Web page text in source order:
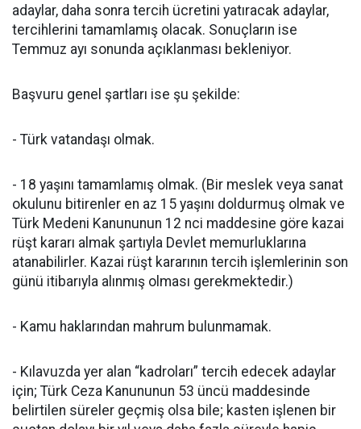
adaylar, daha sonra tercih ücretini yatıracak adaylar,
tercihlerini tamamlamış olacak. Sonuçların ise
Temmuz ayı sonunda açıklanması bekleniyor.
Başvuru genel şartları ise şu şekilde:
- Türk vatandaşı olmak.
- 18 yaşını tamamlamış olmak. (Bir meslek veya sanat
okulunu bitirenler en az 15 yaşını doldurmuş olmak ve
Türk Medeni Kanununun 12 nci maddesine göre kazai
rüşt kararı almak şartıyla Devlet memurluklarına
atanabilirler. Kazai rüşt kararının tercih işlemlerinin son
günü itibarıyla alınmış olması gerekmektedir.)
- Kamu haklarından mahrum bulunmamak.
- Kılavuzda yer alan “kadroları” tercih edecek adaylar
için; Türk Ceza Kanununun 53 üncü maddesinde
belirtilen süreler geçmiş olsa bile; kasten işlenen bir